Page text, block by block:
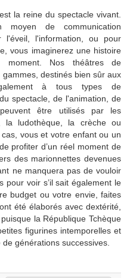
la reine du spectacle vivant.
de communication
l'éveil, l'information, ou pour
vous imaginerez une histoire
Nos théâtres de
destinés bien sûr aux
à tous types de
spectacle, de l'animation, de
être utilisés par les
la ludothèque, la crèche ou
vous et votre enfant ou un
profiter d’un réel moment de
des marionnettes devenues
ne manquera pas de vouloir
pour voir s’il sait également le
budget ou votre envie, faites
été élaborés avec dextérité,
la République Tchèque
figurines intemporelles et
générations successives.